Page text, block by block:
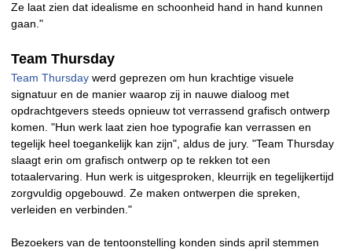
Ze laat zien dat idealisme en schoonheid hand in hand kunnen
gaan."
Team Thursday
Team Thursday werd geprezen om hun krachtige visuele
signatuur en de manier waarop zij in nauwe dialoog met
opdrachtgevers steeds opnieuw tot verrassend grafisch ontwerp
komen. "Hun werk laat zien hoe typografie kan verrassen en
tegelijk heel toegankelijk kan zijn", aldus de jury. "Team Thursday
slaagt erin om grafisch ontwerp op te rekken tot een
totaalervaring. Hun werk is uitgesproken, kleurrijk en tegelijkertijd
zorgvuldig opgebouwd. Ze maken ontwerpen die spreken,
verleiden en verbinden."
Bezoekers van de tentoonstelling konden sinds april stemmen